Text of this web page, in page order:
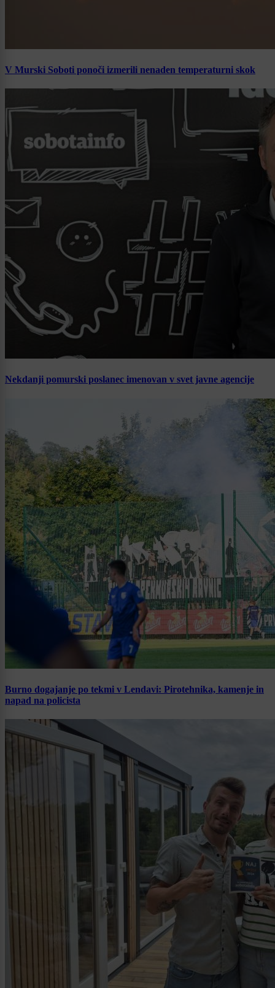
V Murski Soboti ponoči izmerili nenaden temperaturni skok
Nekdanji pomurski poslanec imenovan v svet javne agencije
Burno dogajanje po tekmi v Lendavi: Pirotehnika, kamenje in
napad na policista